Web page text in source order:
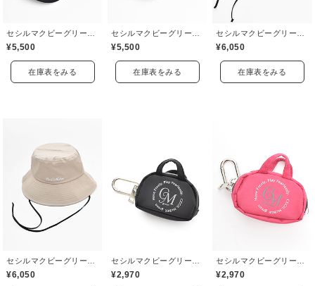
¥5,500
在庫表をみる
¥5,500
在庫表をみる
¥6,050
在庫表をみる
¥6,050 ¥2,970 ¥2,970